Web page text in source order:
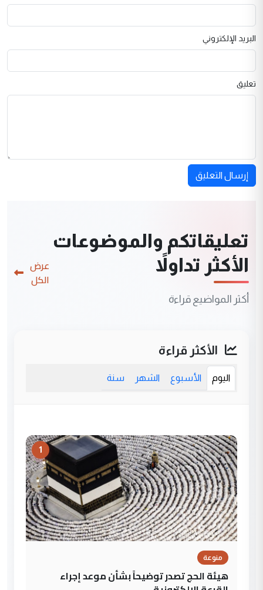
البريد الإلكتروني
تعليق
إرسال التعليق
تعليقاتكم والموضوعات
الأكثر تداولاً
أكثر المواضيع قراءة
عرض
الكل
الأكثر قراءة
اليوم الأسبوع الشهر سنة
1
منوعة
هيئة الحج تصدر توضيحاً بشأن موعد إجراء